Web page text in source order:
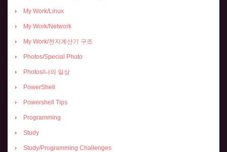
My Work/Linux
My Work/Network
My Work/전자계산기 구조
Photos/Special Photo
Photos/나의 일상
PowerShell
Powershell Tips
Programming
Study
Study/Programming Challenges